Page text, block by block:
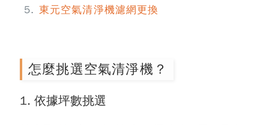
東元空氣清淨機濾網更換
怎麼挑選空氣清淨機？
1. 依據坪數挑選